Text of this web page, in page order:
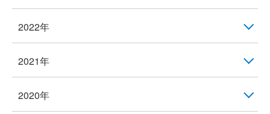
2022年
2021年
2020年